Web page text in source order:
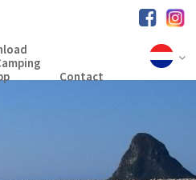
Contact